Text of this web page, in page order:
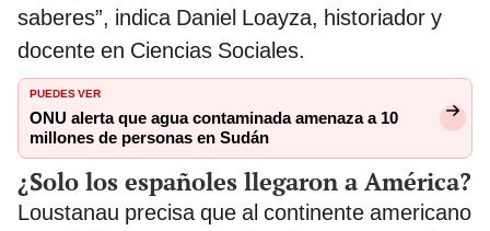
saberes”, indica Daniel Loayza, historiador y
docente en Ciencias Sociales.
PUEDES VER
ONU alerta que agua contaminada amenaza a 10
millones de personas en Sudán
¿Solo los españoles llegaron a América?
Loustanau precisa que al continente americano